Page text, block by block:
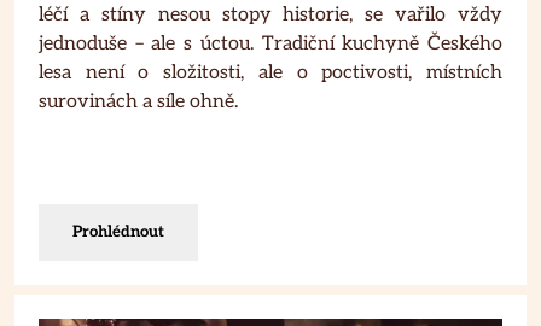
léčí a stíny nesou stopy historie, se vařilo vždy
jednoduše – ale s úctou. Tradiční kuchyně Českého
lesa není o složitosti, ale o poctivosti, místních
surovinách a síle ohně.
Prohlédnout